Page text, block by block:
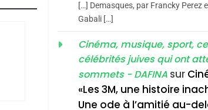
Accords
L’alliance
S’étendre À
D’Amérique
ISRAÉL JUDAISME
5
[…] Demasques, par Francky Perez
Gabali […]
Cinéma, musique, sport,
célébrités juives qui ont
sommets - DAFINA sur
«Les 3M, une histoire
Une ode à l’amitié au-